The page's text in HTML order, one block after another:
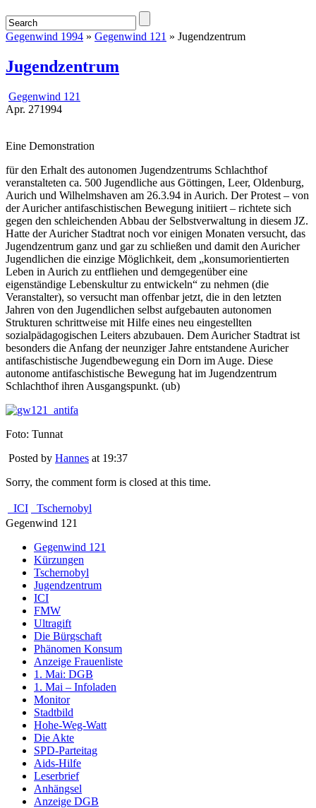
Gegenwind 1994 » Gegenwind 121 » Jugendzentrum
Jugendzentrum
Gegenwind 121
Apr. 271994
Eine Demonstration
für den Erhalt des autonomen Jugendzentrums Schlachthof
veranstalteten ca. 500 Jugendliche aus Göttingen, Leer, Oldenburg,
Aurich und Wilhelmshaven am 26.3.94 in Aurich. Der Protest – von
der Auricher antifaschistischen Bewegung initiiert – richtete sich
gegen den schleichenden Abbau der Selbstverwaltung in diesem JZ.
Hatte der Auricher Stadtrat noch vor einigen Monaten versucht, das
Jugendzentrum ganz und gar zu schließen und damit den Auricher
Jugendlichen die einzige Möglichkeit, dem „konsumorientierten
Leben in Aurich zu entfliehen und demgegenüber eine
eigenständige Lebenskultur zu entwickeln“ zu nehmen (die
Veranstalter), so versucht man offenbar jetzt, die in den letzten
Jahren von den Jugendlichen selbst aufgebauten autonomen
Strukturen schrittweise mit Hilfe eines neu eingestellten
sozialpädagogischen Leiters abzubauen. Dem Auricher Stadtrat ist
besonders die Anfang der neunziger Jahre entstandene Auricher
antifaschistische Jugendbewegung ein Dorn im Auge. Diese
autonome antifaschistische Bewegung hat im Jugendzentrum
Schlachthof ihren Ausgangspunkt. (ub)
Foto: Tunnat
Posted by Hannes at 19:37
Sorry, the comment form is closed at this time.
ICI
Tschernobyl
Gegenwind 121
Gegenwind 121
Kürzungen
Tschernobyl
Jugendzentrum
ICI
FMW
Ultragift
Die Bürgschaft
Phänomen Konsum
Anzeige Frauenliste
1. Mai: DGB
1. Mai – Infoladen
Monitor
Stadtbild
Hohe-Weg-Watt
Die Akte
SPD-Parteitag
Aids-Hilfe
Leserbrief
Anhängsel
Anzeige DGB